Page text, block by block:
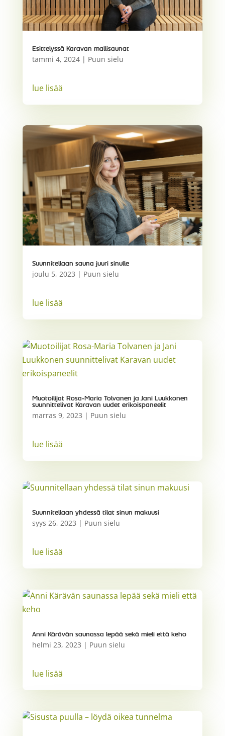
Esittelyssä Karavan mallisaunat
tammi 4, 2024| Puun sielu
lue lisää
Suunnitellaan sauna juuri sinulle
joulu 5, 2023 | Puun sielu
lue lisää
Muotoilijat Rosa-Maria Tolvanen ja Jani Luukkonen
suunnittelivat Karavan uudet erikoispaneelit
marras 9, 2023 | Puun sielu
lue lisää
Suunnitellaan yhdessä tilat sinun makuusi
syys 26, 2023 | Puun sielu
lue lisää
Anni Kärävän saunassa lepää sekä mieli että keho
helmi 23, 2023 | Puun sielu
lue lisää